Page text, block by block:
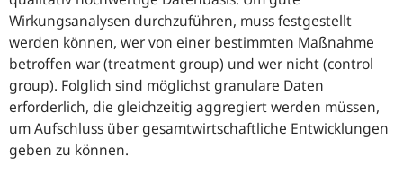
Wirkungsanalysen durchzuführen, muss festgestellt
werden können, wer von einer bestimmten Maßnahme
betroffen war (treatment group) und wer nicht (control
group). Folglich sind möglichst granulare Daten
erforderlich, die gleichzeitig aggregiert werden müssen,
um Aufschluss über gesamtwirtschaftliche Entwicklungen
geben zu können.